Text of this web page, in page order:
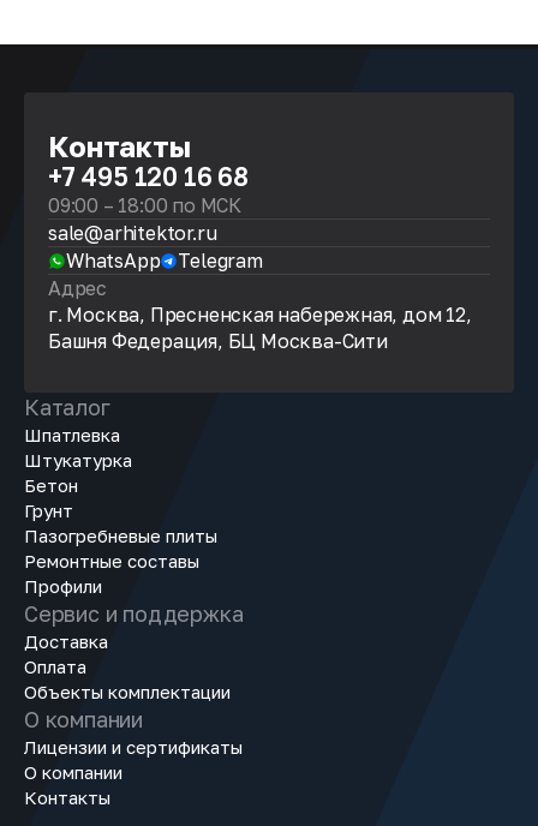
Контакты
+7 495 120 16 68
09:00 – 18:00 по МСК
sale@arhitektor.ru
WhatsApp
Telegram
Адрес
г. Москва, Пресненская набережная, дом 12,
Башня Федерация, БЦ Москва-Сити
Каталог
Шпатлевка
Штукатурка
Бетон
Грунт
Пазогребневые плиты
Ремонтные составы
Профили
Сервис и поддержка
Доставка
Оплата
Объекты комплектации
О компании
Лицензии и сертификаты
О компании
Контакты